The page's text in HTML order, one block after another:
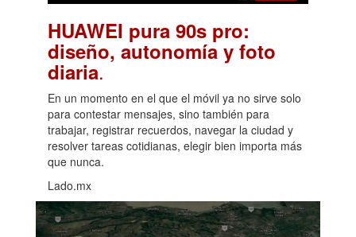
HUAWEI pura 90s pro:
diseño, autonomía y foto
diaria.
En un momento en el que el móvil ya no sirve solo
para contestar mensajes, sino también para
trabajar, registrar recuerdos, navegar la ciudad y
resolver tareas cotidianas, elegir bien importa más
que nunca.
Lado.mx